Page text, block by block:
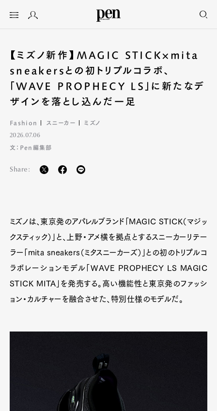
【ミズノ新作】MAGIC STICK×mita
sneakersとの初トリプルコラボ、
「WAVE PROPHECY LS」に新たなデ
ザインを落とし込んだ一足
Fashion スニーカー ミズノ
2026.07.06
文：Pen編集部
Share:
ミズノは、東京発のアパレルブランド「MAGIC STICK（マジッ
クスティック）」と、上野・アメ横を拠点とするスニーカーリテー
ラー「mita sneakers（ミタスニーカーズ）」との初のトリプルコ
ラボレーションモデル「WAVE PROPHECY LS MAGIC
STICK MITA」を発売する。高い機能性と東京発のファッシ
ョン・カルチャーを融合させた、特別仕様のモデルだ。